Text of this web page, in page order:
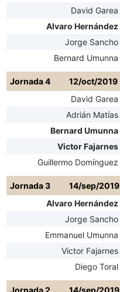
David Garea
Alvaro Hernández
Jorge Sancho
Bernard Umunna
Jornada 4
12/oct/2019
David Garea
Adrián Matías
Bernard Umunna
Victor Fajarnes
Guillermo Domínguez
Jornada 3
14/sep/2019
Alvaro Hernández
Jorge Sancho
Emmanuel Umunna
Victor Fajarnes
Diego Toral
Jornada 2 14/sep/2019